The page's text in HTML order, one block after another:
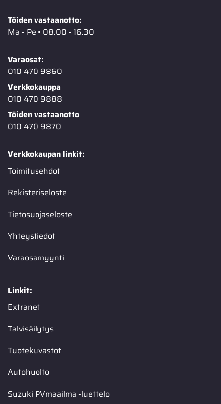
Töiden vastaanotto:
Ma - Pe • 08.00 - 16.30
Varaosat:
010 470 9860
Verkkokauppa
010 470 9888
Töiden vastaanotto
010 470 9870
Verkkokaupan linkit:
Toimitusehdot
Rekisteriseloste
Tietosuojaseloste
Yhteystiedot
Varaosamyynti
Linkit:
Extranet
Talvisäilytys
Tuotekuvastot
Autohuolto
Suzuki PVmaailma -luettelo